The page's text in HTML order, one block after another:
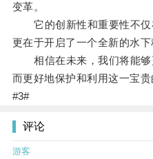
变革。
它的创新性和重要性不仅
更在于开启了一个全新的水下
相信在未来，我们将能够
而更好地保护和利用这一宝贵
#3#
评论
游客